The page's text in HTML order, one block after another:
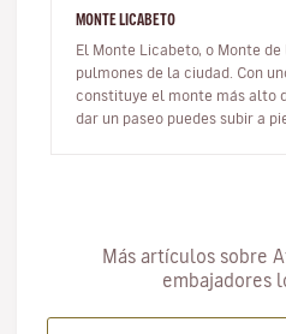
MONTE LICABETO
El Monte Licabeto, o Monte de
pulmones de la ciudad. Con
constituye el monte más alto
dar un paseo puedes subir a
Más artículos sobre
embajadores